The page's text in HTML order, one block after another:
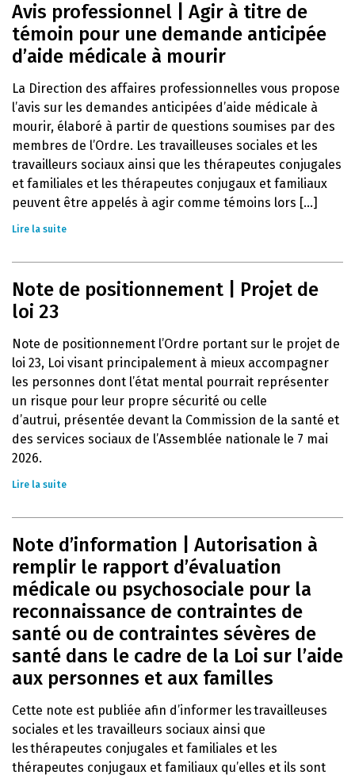
Avis professionnel | Agir à titre de
témoin pour une demande anticipée
d’aide médicale à mourir
La Direction des affaires professionnelles vous propose
l’avis sur les demandes anticipées d’aide médicale à
mourir, élaboré à partir de questions soumises par des
membres de l’Ordre. Les travailleuses sociales et les
travailleurs sociaux ainsi que les thérapeutes conjugales
et familiales et les thérapeutes conjugaux et familiaux
peuvent être appelés à agir comme témoins lors [...]
Lire la suite
Note de positionnement | Projet de
loi 23
Note de positionnement l’Ordre portant sur le projet de
loi 23, Loi visant principalement à mieux accompagner
les personnes dont l’état mental pourrait représenter
un risque pour leur propre sécurité ou celle
d’autrui, présentée devant la Commission de la santé et
des services sociaux de l’Assemblée nationale le 7 mai
2026.
Lire la suite
Note d’information | Autorisation à
remplir le rapport d’évaluation
médicale ou psychosociale pour la
reconnaissance de contraintes de
santé ou de contraintes sévères de
santé dans le cadre de la Loi sur l’aide
aux personnes et aux familles
Cette note est publiée afin d’informer les travailleuses
sociales et les travailleurs sociaux ainsi que
les thérapeutes conjugales et familiales et les
thérapeutes conjugaux et familiaux qu’elles et ils sont